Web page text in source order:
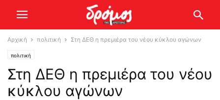
Αρχική πολιτική Στη ΔΕΘ η πρεμιέρα του νέου κύκλου αγώνων
πολιτική
Στη ΔΕΘ η πρεμιέρα του νέου
κύκλου αγώνων